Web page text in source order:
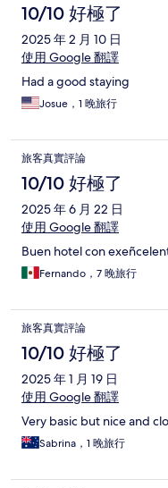
10/10 好極了
2025 年 2 月 10 日
使用 Google 翻譯
Had a good staying
Josue，1 晚旅行
旅客真實評論
10/10 好極了
2025 年 6 月 22 日
使用 Google 翻譯
Buen hotel con
Fernando，7 晚旅行
旅客真實評論
10/10 好極了
2025 年 1 月 19 日
使用 Google 翻譯
Very basic but nice and
Sabrina，1 晚旅行